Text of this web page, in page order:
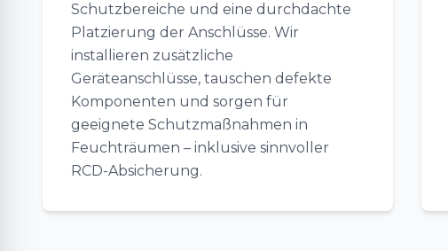
Schutzbereiche und eine durchdachte
Platzierung der Anschlüsse. Wir
installieren zusätzliche
Geräteanschlüsse, tauschen defekte
Komponenten und sorgen für
geeignete Schutzmaßnahmen in
Feuchträumen – inklusive sinnvoller
RCD-Absicherung.